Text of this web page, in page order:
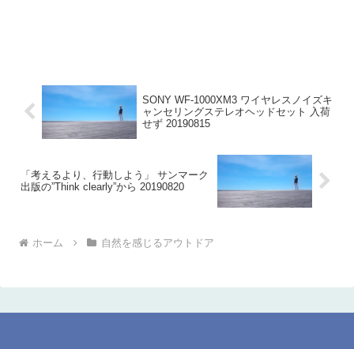
SONY WF-1000XM3 ワイヤレスノイズキ
ャンセリングステレオヘッドセット 入荷
せず 20190815
「考えるより、行動しよう」 サンマーク
出版の”Think clearly”から 20190820
ホーム 自然を感じるアウトドア